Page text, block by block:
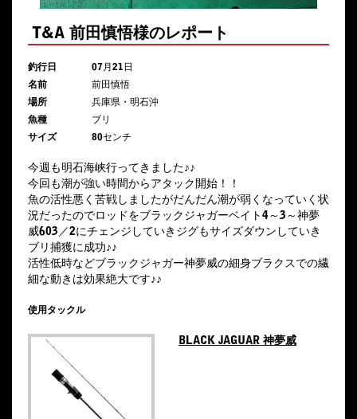
T&A 前田慎悟様のレポート
釣行日
07月21日
名前
前田慎悟
場所
兵庫県・明石沖
魚種
ブリ
サイズ
80センチ
今週も明石海峡行ってきました♪♪
今回も潮が強い時間からアタック開始！！
魚の活性悪く苦戦しましたがだんだん潮が弱くなっていく状
況だったのでロッドをブラックジャガーベイト4～3～神夢
威603／2にチェンジしていきジグもサイズダウンしていき
ブリ捕獲に成功♪♪
活性低時などブラックジャガー神夢威の細身ブラクスでの繊
細な動きは効果絶大です♪♪
使用タックル
BLACK JAGUAR 神夢威